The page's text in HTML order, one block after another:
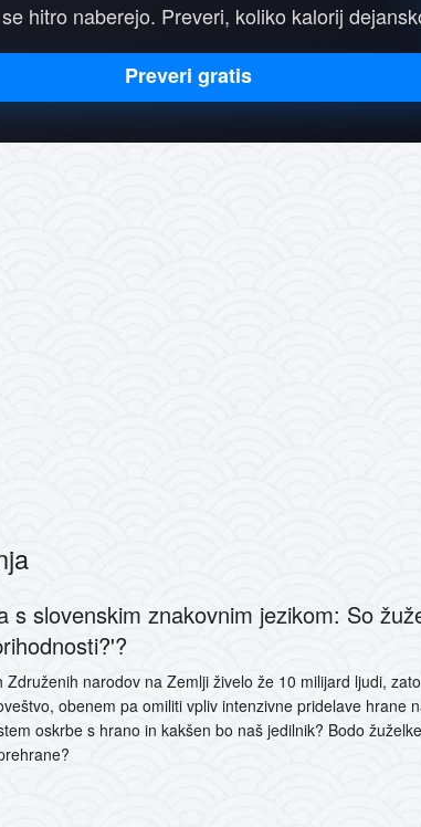
hitro naberejo. Preveri, koliko kalorij
Preveri gratis
s slovenskim znakovnim jezikom: So
narodov na Zemlji živelo že 10 milijard ljudi,
obenem pa omiliti vpliv intenzivne pridelave hrane
oskrbe s hrano in kakšen bo naš jedilnik? Bodo